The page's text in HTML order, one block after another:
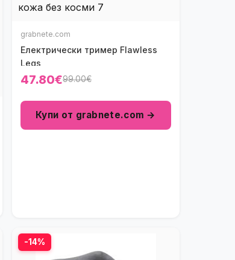
grabnete.com
Електрически тример Flawless
Legs
47.80€99.00€
Купи от grabnete.com →
-14%